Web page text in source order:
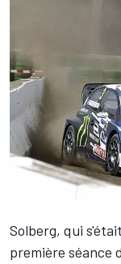
Solberg, qui
première séance